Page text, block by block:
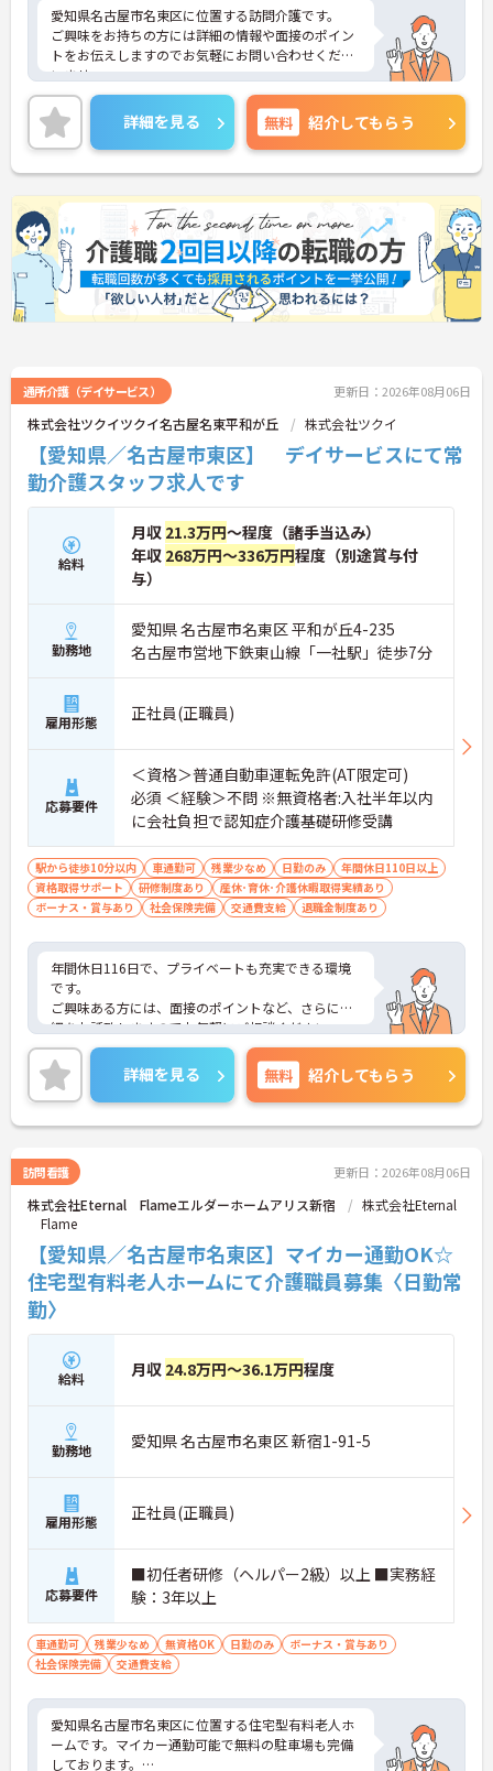
愛知県名古屋市名東区に位置する訪問介護です。
ご興味をお持ちの方には詳細の情報や面接のポイン
トをお伝えしますのでお気軽にお問い合わせくださ
いませ。
詳細を見る 無料 紹介してもらう
通所介護（デイサービス） 更新日：2026年08月06日
株式会社ツクイツクイ名古屋名東平和が丘 株式会社ツクイ
【愛知県／名古屋市東区】 デイサービスにて常
勤介護スタッフ求人です
給料
月収 21.3万円～程度（諸手当込み）
年収 268万円～336万円程度（別途賞与付
与）
勤務地
愛知県 名古屋市名東区 平和が丘4-235
名古屋市営地下鉄東山線「一社駅」徒歩7分
雇用形態 正社員(正職員)
応募要件
＜資格＞普通自動車運転免許(AT限定可)
必須 ＜経験＞不問 ※無資格者:入社半年以内
に会社負担で認知症介護基礎研修受講
駅から徒歩10分以内 車通勤可 残業少なめ 日勤のみ
年間休日110日以上
資格取得サポート
研修制度あり
産休･育休･介護休暇取得実績あり
ボーナス・賞与あり
社会保険完備 交通費支給 退職金制度あり
年間休日116日で、プライベートも充実できる環境
です。
ご興味ある方には、面接のポイントなど、さらに詳
細をお話致しますのでお気軽にご相談ください。
詳細を見る 無料 紹介してもらう
訪問看護 更新日：2026年08月06日
株式会社Eternal Flameエルダーホームアリス新宿
株式会社Eternal
Flame
【愛知県／名古屋市名東区】マイカー通勤OK☆
住宅型有料老人ホームにて介護職員募集〈日勤常
勤〉
給料 月収 24.8万円～36.1万円程度
勤務地 愛知県 名古屋市名東区 新宿1-91-5
雇用形態 正社員(正職員)
応募要件
■初任者研修（ヘルパー2級）以上 ■実務経
験：3年以上
車通勤可 残業少なめ 無資格OK 日勤のみ
ボーナス・賞与あり
社会保険完備
交通費支給
愛知県名古屋市名東区に位置する住宅型有料老人ホ
ームです。マイカー通勤可能で無料の駐車場も完備
しております。